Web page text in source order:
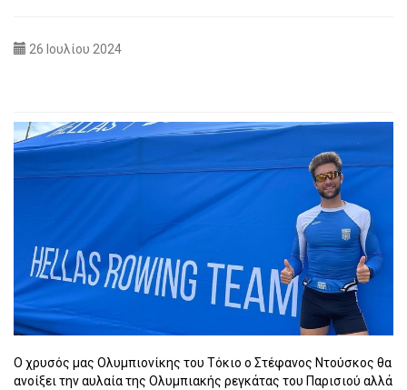
26 Ιουλίου 2024
Ο χρυσός μας Ολυμπιονίκης του Τόκιο ο Στέφανος Ντούσκος θα
ανοίξει την αυλαία της Ολυμπιακής ρεγκάτας του Παρισιού αλλά